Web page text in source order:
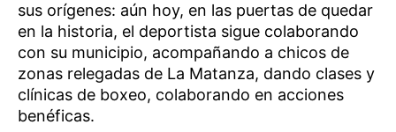
sus orígenes: aún hoy, en las puertas de quedar
en la historia, el deportista sigue colaborando
con su municipio, acompañando a chicos de
zonas relegadas de La Matanza, dando clases y
clínicas de boxeo, colaborando en acciones
benéficas.